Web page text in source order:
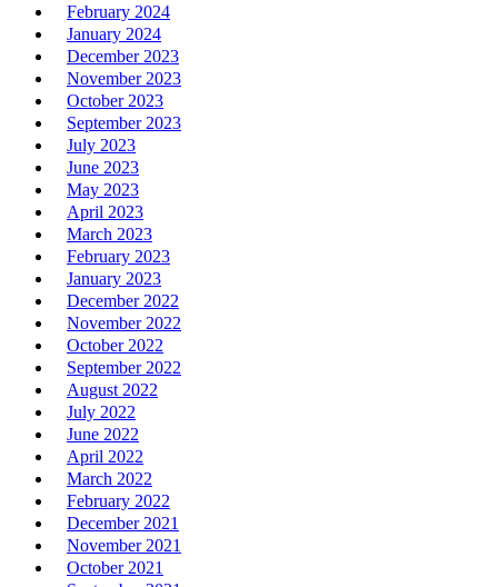
February 2024
January 2024
December 2023
November 2023
October 2023
September 2023
July 2023
June 2023
May 2023
April 2023
March 2023
February 2023
January 2023
December 2022
November 2022
October 2022
September 2022
August 2022
July 2022
June 2022
April 2022
March 2022
February 2022
December 2021
November 2021
October 2021